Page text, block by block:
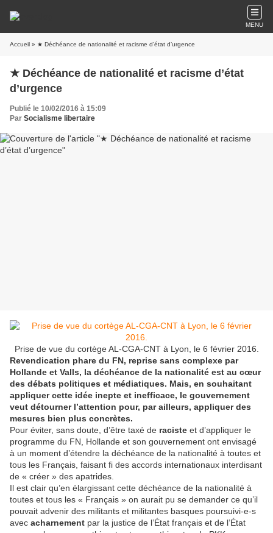
MENU
Accueil » ★ Déchéance de nationalité et racisme d’état d’urgence
★ Déchéance de nationalité et racisme d’état
d’urgence
Publié le 10/02/2016 à 15:09
Par Socialisme libertaire
Prise de vue du cortège AL-CGA-CNT à Lyon, le 6 février 2016.
Revendication phare du FN, reprise sans complexe par
Hollande et Valls, la déchéance de la nationalité est au cœur
des débats politiques et médiatiques. Mais, en souhaitant
appliquer cette idée inepte et inefficace, le gouvernement
veut détourner l’attention pour, par ailleurs, appliquer des
mesures bien plus concrètes.
Pour éviter, sans doute, d’être taxé de raciste et d’appliquer le
programme du FN, Hollande et son gouvernement ont envisagé
à un moment d’étendre la déchéance de la nationalité à toutes et
tous les Français, faisant fi des accords internationaux interdisant
de « créer » des apatrides.
Il est clair qu’en élargissant cette déchéance de la nationalité à
toutes et tous les « Français » on aurait pu se demander ce qu’il
pouvait advenir des militants et militantes basques poursuivi-e-s
avec acharnement par la justice de l’État français et de l’État